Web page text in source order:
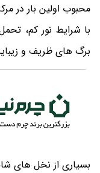
محبوب اولین بار در
با شرایط نور کم،
برگ های ظریف و
بسیاری از نخل های